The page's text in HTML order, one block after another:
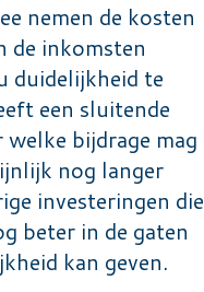
nemen de kosten
de inkomsten
duidelijkheid te
een sluitende
bijdrage mag
nog langer
investeringen die
beter in de gaten
kan geven.